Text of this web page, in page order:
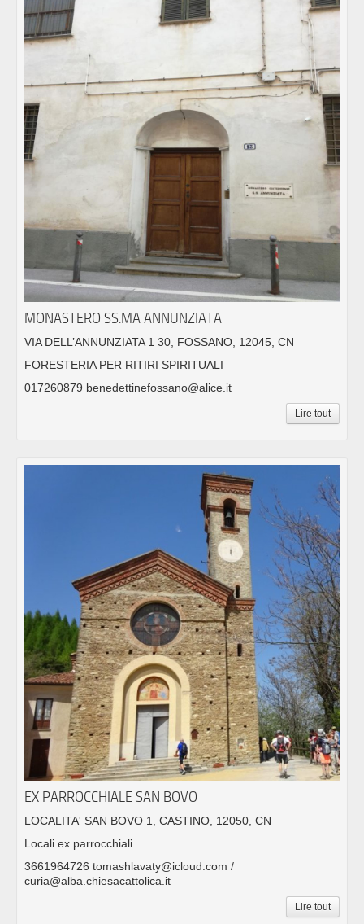
MONASTERO SS.MA ANNUNZIATA
VIA DELL’ANNUNZIATA 1 30, FOSSANO, 12045, CN
FORESTERIA PER RITIRI SPIRITUALI
017260879 benedettinefossano@alice.it
Lire tout
EX PARROCCHIALE SAN BOVO
LOCALITA' SAN BOVO 1, CASTINO, 12050, CN
Locali ex parrocchiali
3661964726 tomashlavaty@icloud.com /
curia@alba.chiesacattolica.it
Lire tout